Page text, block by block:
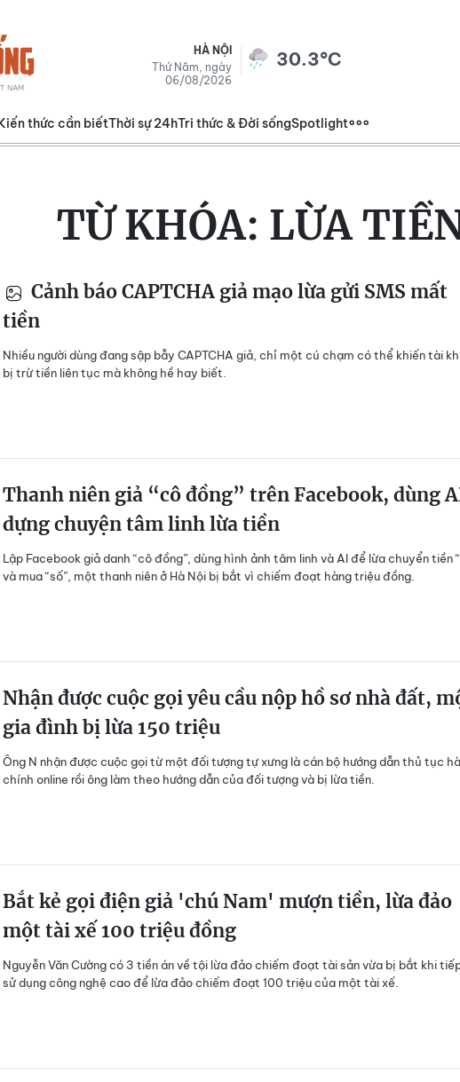
HÀ NỘI
Thứ Năm, ngày
06/08/2026
30.3°C
thức cần biếtThời sự 24hTri thức & Đời sốngSpotlight
TỪ KHÓA: LỪA
Cảnh báo CAPTCHA giả mạo lừa gửi SMS mất
tiền
Nhiều người dùng đang sập bẫy CAPTCHA giả, chỉ một cú chạm có thể khiến tài
bị trừ tiền liên tục mà không hề hay biết.
Thanh niên giả “cô đồng” trên Facebook, dùng
dựng chuyện tâm linh lừa tiền
Lập Facebook giả danh “cô đồng”, dùng hình ảnh tâm linh và AI để lừa chuyển tiền
và mua “số”, một thanh niên ở Hà Nội bị bắt vì chiếm đoạt hàng triệu đồng.
Nhận được cuộc gọi yêu cầu nộp hồ sơ nhà đất,
gia đình bị lừa 150 triệu
Ông N nhận được cuộc gọi từ một đối tượng tự xưng là cán bộ hướng dẫn thủ tục
chính online rồi ông làm theo hướng dẫn của đối tượng và bị lừa tiền.
Bắt kẻ gọi điện giả 'chú Nam' mượn tiền, lừa đảo
một tài xế 100 triệu đồng
Nguyễn Văn Cường có 3 tiền án về tội lừa đảo chiếm đoạt tài sản vừa bị bắt khi
sử dụng công nghệ cao để lừa đảo chiếm đoạt 100 triệu của một tài xế.